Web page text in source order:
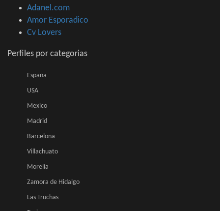
Adanel.com
Amor Esporadico
Cv Lovers
Perfiles por categorias
España
USA
Mexico
Madrid
Barcelona
Villachuato
Morelia
Zamora de Hidalgo
Las Truchas